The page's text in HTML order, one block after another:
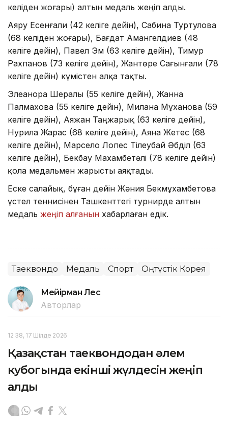
келіден жоғары) алтын медаль жеңіп алды.
Аяру Есенғали (42 келіге дейін), Сабина Туртулова
(68 келіден жоғары), Бағдат Амангелдиев (48
келіге дейін), Павел Эм (63 келіге дейін), Тимур
Рахпанов (73 келіге дейін), Жантөре Сағынғали (78
келіге дейін) күмістен алқа тақты.
Элеанора Шералы (55 келіге дейін), Жанна
Палмахова (55 келіге дейін), Милана Мұханова (59
келіге дейін), Аяжан Таңжарық (63 келіге дейін),
Нурила Жарас (68 келіге дейін), Аяна Жетес (68
келіге дейін), Марсело Лопес Тілеубай Әбділ (63
келіге дейін), Бекбау Махамбетәлі (78 келіге дейін)
қола медальмен жарысты аяқтады.
Еске салайық, бұған дейін Жәния Бекмұхамбетова
үстел теннисінен Ташкенттегі турнирде алтын
медаль жеңіп алғанын хабарлаған едік.
Таеквондо Медаль Спорт Оңтүстік Корея
Мейірман Лес
Авторлар
12:38, 17 Шілде 2026
Қазақстан таеквондодан әлем
кубогында екінші жүлдесін жеңіп
алды